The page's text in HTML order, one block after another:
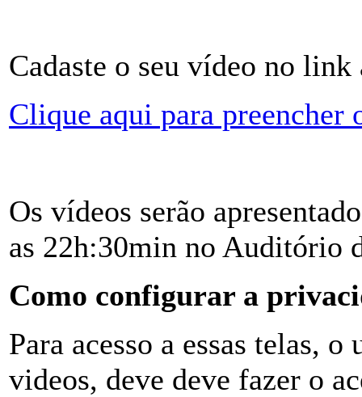
Cadaste o seu vídeo no link
Clique aqui para
Os vídeos serão
as 22h:30min no Auditório
Como configurar a
Para acesso a essas telas,
videos, deve deve fazer o